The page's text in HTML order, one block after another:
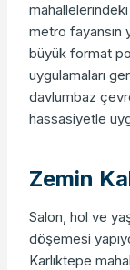
metro fayansın
büyük format
uygulamaları
davlumbaz
hassasiyetle
Zemin
Salon, hol ve
döşemesi
Karlıktepe